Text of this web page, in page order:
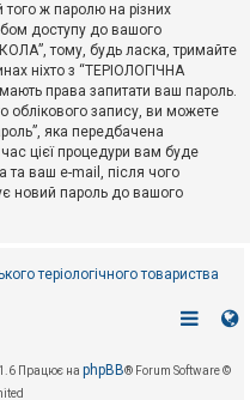
ж паролю на різних
доступу до вашого
тому, будь ласка, тримайте
ніхто з “ТЕРІОЛОГІЧНА
права запитати ваш пароль.
запису, ви можете
яка передбачена
цієї процедури вам буде
та ваш e-mail, після чого
новий пароль до вашого
теріологічного товариства
Працює на phpBB® Forum Software ©